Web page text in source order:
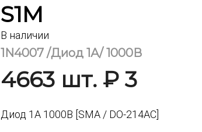
S1M
В наличии
1N4007 /Диод 1А/ 1000В
4663 шт. ₽ 3
Диод 1А 1000В [SMA / DO-214AC]